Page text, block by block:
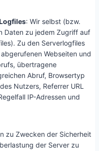
: Wir selbst (bzw.
Daten zu jedem Zugriff auf
Zu den Serverlogfiles
Webseiten und
übertragene
Abruf, Browsertyp
Nutzers, Referrer URL
IP-Adressen und
zu Zwecken der Sicherheit
der Server zu